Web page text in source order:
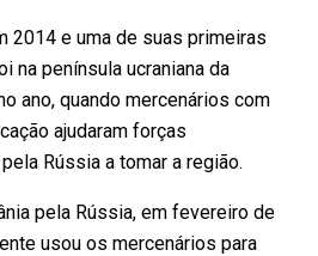
2014 e uma de suas primeiras
na península ucraniana da
ano, quando mercenários com
ajudaram forças
Rússia a tomar a região.
pela Rússia, em fevereiro de
usou os mercenários para